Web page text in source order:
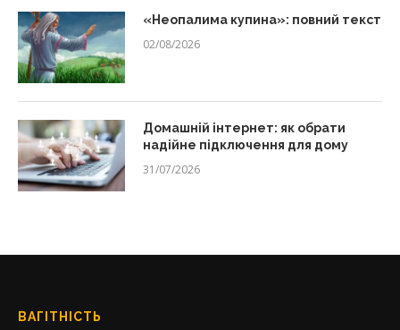
«Неопалима купина»: повний текст
02/08/2026
Домашній інтернет: як обрати
надійне підключення для дому
31/07/2026
ВАГІТНІСТЬ